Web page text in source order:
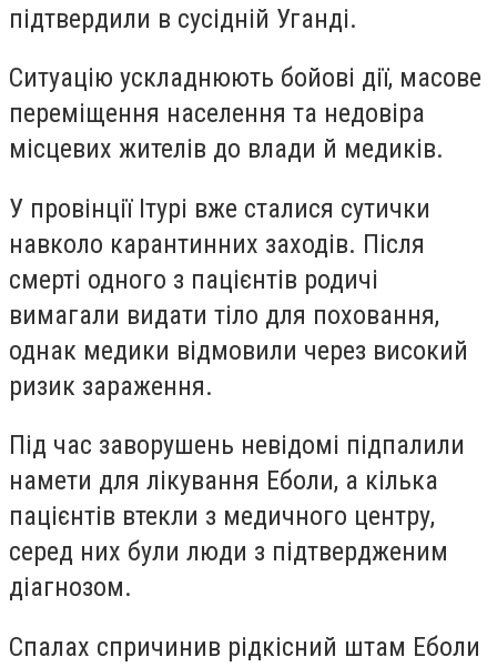
підтвердили в сусідній Уганді.
Ситуацію ускладнюють бойові дії, масове
переміщення населення та недовіра
місцевих жителів до влади й медиків.
У провінції Ітурі вже сталися сутички
навколо карантинних заходів. Після
смерті одного з пацієнтів родичі
вимагали видати тіло для поховання,
однак медики відмовили через високий
ризик зараження.
Під час заворушень невідомі підпалили
намети для лікування Еболи, а кілька
пацієнтів втекли з медичного центру,
серед них були люди з підтвердженим
діагнозом.
Спалах спричинив рідкісний штам Еболи